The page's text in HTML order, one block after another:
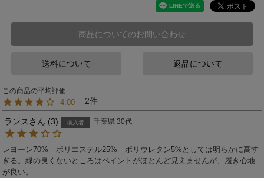
商品についてのお問い合わせ
送料について 返品について
4.00 2
ランス 3 購入者 千葉県 30代
レヨーン70%　ポリエステル25%　ポリウレタン5%としては明らかに高す
ぎる。緑の良くないところはペイントがほとんど見えませんが、履き心地
が良い。